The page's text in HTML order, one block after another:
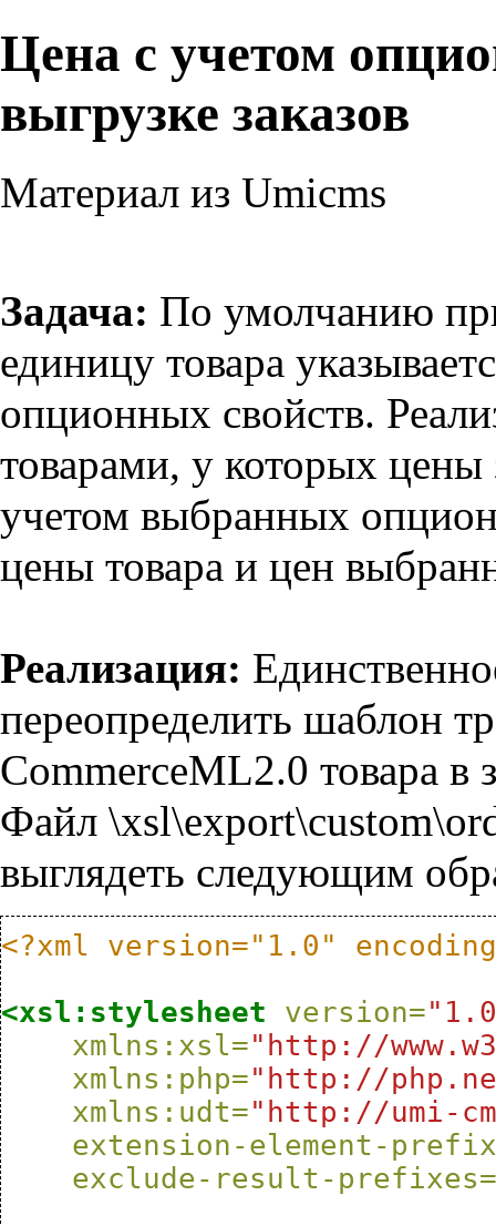
Цена с учетом
выгрузке заказов
Материал из Umicms
Задача: По умолчанию
единицу товара
опционных свойств.
товарами, у которых цены
учетом выбранных
цены товара и цен
Реализация:
переопределить шаблон
CommerceML2.0 товара в
Файл
выглядеть следующим
<?xml version="1.0"
<xsl:stylesheet
version=
xmlns:xsl="http://
xmlns:php="http://
xmlns:udt="http://umi-
extension-element-
exclude-result-